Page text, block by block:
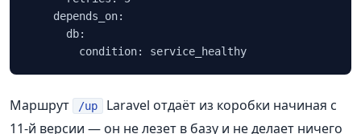
    depends_on:
      db:
Маршрут /up
Laravel отдаёт из коробки начиная с
11-й версии — он не лезет в базу и не делает ничего